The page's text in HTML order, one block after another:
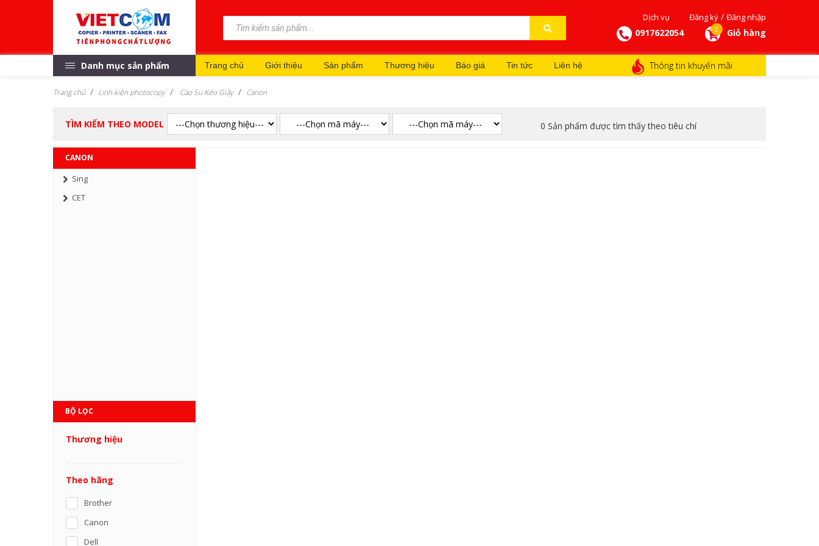
Dịch vụ Đăng ký / Đăng nhập
0917622054 0 Giỏ hàng
Danh mục sản phẩm Trang chủ Giới thiệu Sản phẩm Thương hiệu Báo giá Tin tức Liên hệ Thông tin khuyến mãi
Trang chủ Linh kiện photocopy Cao Su Kéo Giấy Canon
TÌM KIẾM THEO MODEL 0 Sản phẩm được tìm thấy theo tiêu chí
CANON
Sing
CET
BỘ LỌC
Thương hiệu
Theo hãng
Brother
Canon
Dell